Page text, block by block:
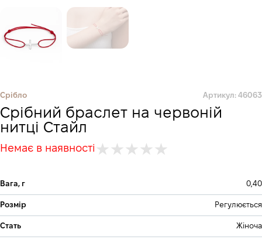
Срібло Артикул: 46063
Срібний браслет на червоній
нитці Стайл
Немає в наявності
Вага, г 0,40
Розмір Регулюється
Стать Жіноча